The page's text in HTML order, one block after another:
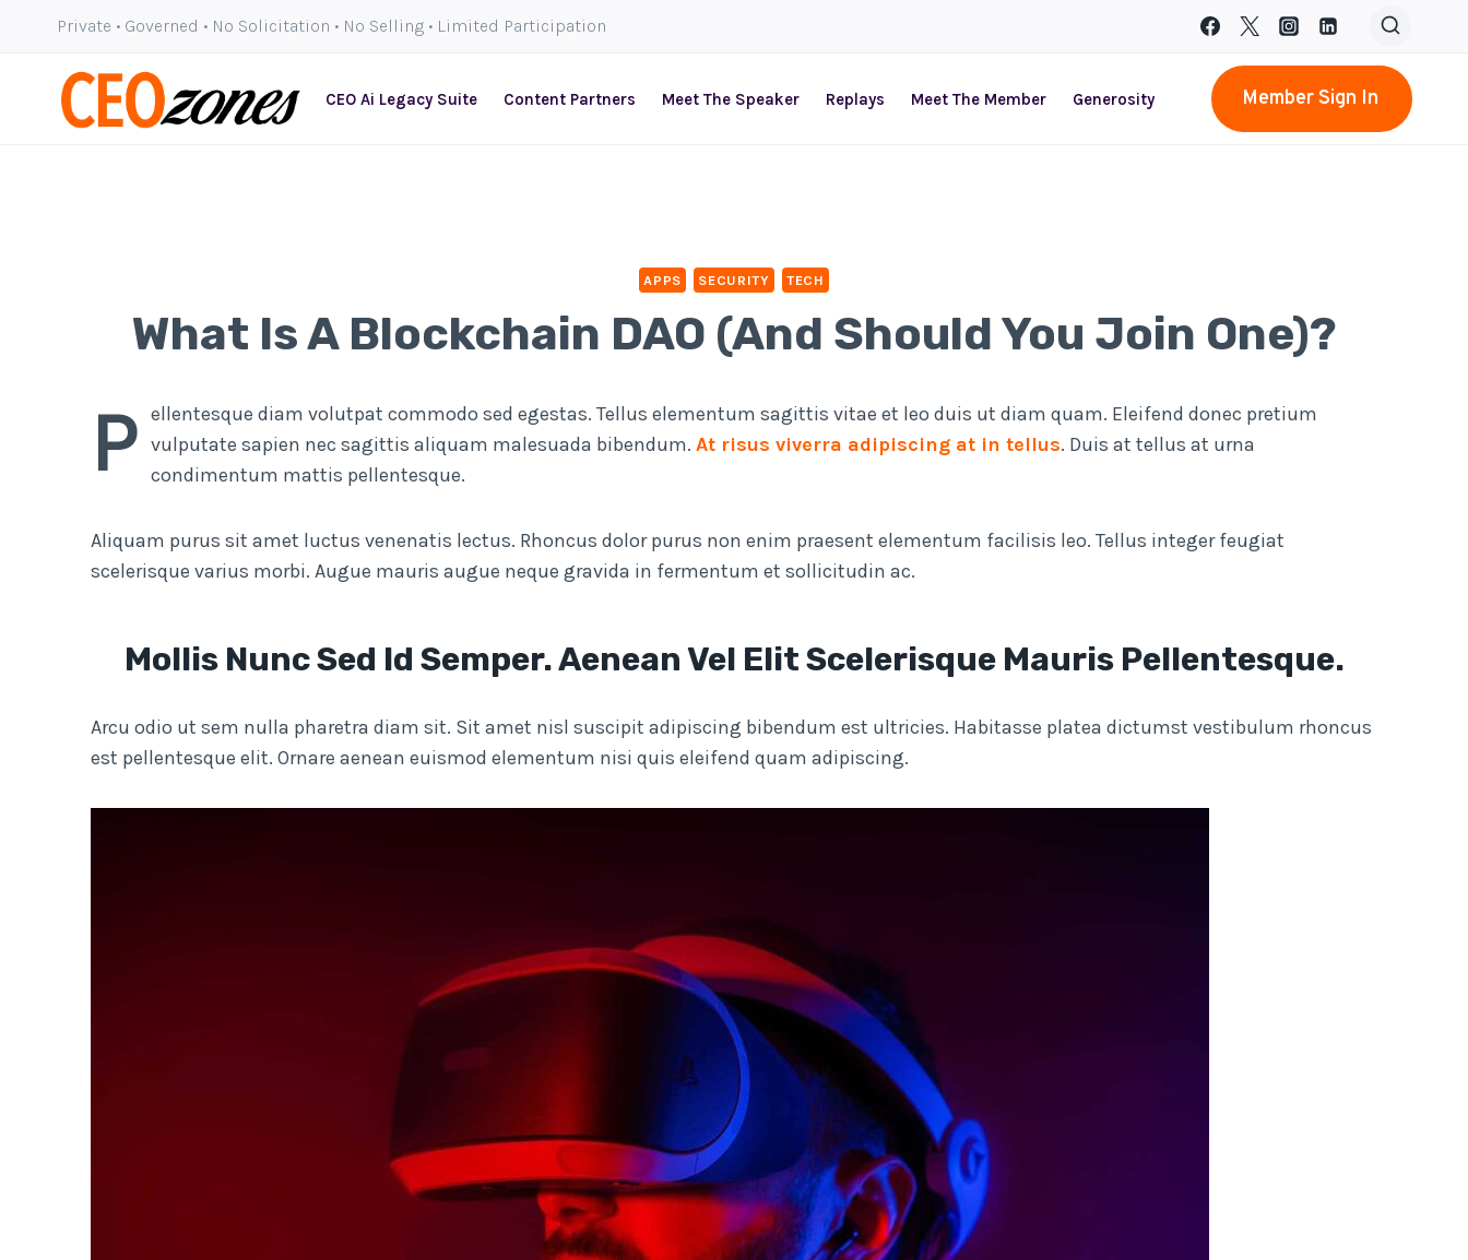
content
Private • Governed • No Solicitation • No Selling • Limited Participation
CEO Ai Legacy Suite Content Partners Meet The Speaker Replays Meet The Member Generosity Member Sign In
APPS SECURITY TECH
What Is A Blockchain DAO (and Should You Join One)?
P ellentesque diam volutpat commodo sed egestas. Tellus elementum sagittis vitae et leo duis ut diam quam. Eleifend donec pretium
vulputate sapien nec sagittis aliquam malesuada bibendum. At risus viverra adipiscing at in tellus. Duis at tellus at urna
condimentum mattis pellentesque.
Aliquam purus sit amet luctus venenatis lectus. Rhoncus dolor purus non enim praesent elementum facilisis leo. Tellus integer feugiat
scelerisque varius morbi. Augue mauris augue neque gravida in fermentum et sollicitudin ac.
Mollis Nunc Sed Id Semper. Aenean Vel Elit Scelerisque Mauris Pellentesque.
Arcu odio ut sem nulla pharetra diam sit. Sit amet nisl suscipit adipiscing bibendum est ultricies. Habitasse platea dictumst vestibulum rhoncus
est pellentesque elit. Ornare aenean euismod elementum nisi quis eleifend quam adipiscing.